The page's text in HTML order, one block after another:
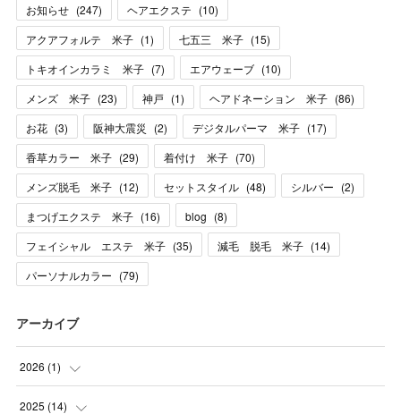
お知らせ (247) ヘアエクステ (10)
アクアフォルテ 米子 (1) 七五三 米子 (15)
トキオインカラミ 米子 (7) エアウェーブ (10)
メンズ 米子 (23) 神戸 (1) ヘアドネーション 米子 (86)
お花 (3) 阪神大震災 (2) デジタルパーマ 米子 (17)
香草カラー 米子 (29) 着付け 米子 (70)
メンズ脱毛 米子 (12) セットスタイル (48) シルバー (2)
まつげエクステ 米子 (16) blog (8)
フェイシャル エステ 米子 (35) 減毛 脱毛 米子 (14)
パーソナルカラー (79)
アーカイブ
2026 (1)
(1
2025 (14)